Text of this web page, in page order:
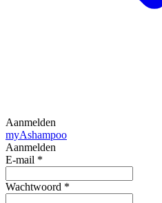
Aanmelden
myAshampoo
Aanmelden
E-mail *
Wachtwoord *